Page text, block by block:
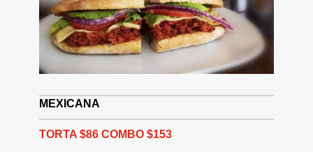
MEXICANA
TORTA $86 COMBO $153